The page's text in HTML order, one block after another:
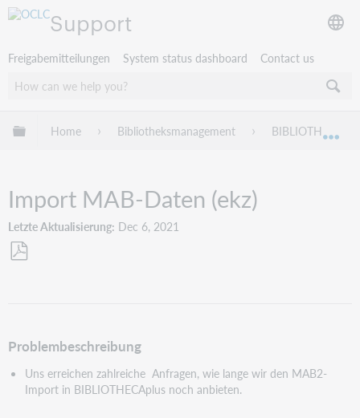
Support
Freigabemitteilungen System status dashboard Contact us
Globale Hierarchie expandieren/verbergen
Home Bibliotheksmanagement BIBLIOTHECA
Import MAB-Daten (ekz)
Letzte Aktualisierung Dec 6, 2021
Problembeschreibung
Uns erreichen zahlreiche Anfragen, wie lange wir den MAB2-
Import in BIBLIOTHECAplus noch anbieten.